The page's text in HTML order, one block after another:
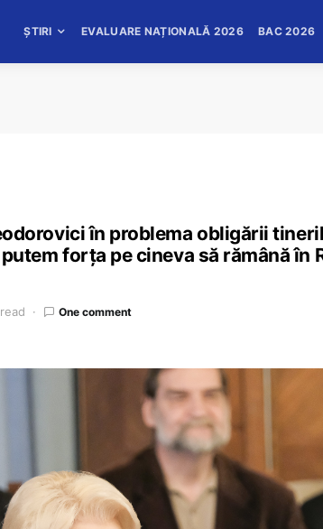
ȘTIRI EVALUARE NAȚIONALĂ 2026 BAC 2026
în problema obligării
forța pe cineva să rămână în
One comment